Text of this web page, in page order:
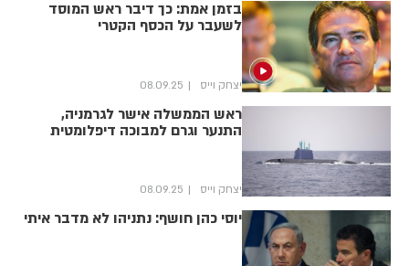
בזמן אמת: כך דיבר ראש המוסד
לשעבר על הכסף הקטרי
יצחק וייס 08.09.25
ראש הממשלה אישר לגרמניה,
התנער וגרם למבוכה דיפלומטית
יצחק וייס 08.09.25
יוסי כהן חושף: נתניהו לא מדבר איתי